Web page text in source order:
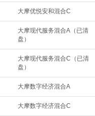
大摩优悦安和混合C
大摩现代服务混合A（已清
盘）
大摩现代服务混合C（已清
盘）
大摩数字经济混合A
大摩数字经济混合C